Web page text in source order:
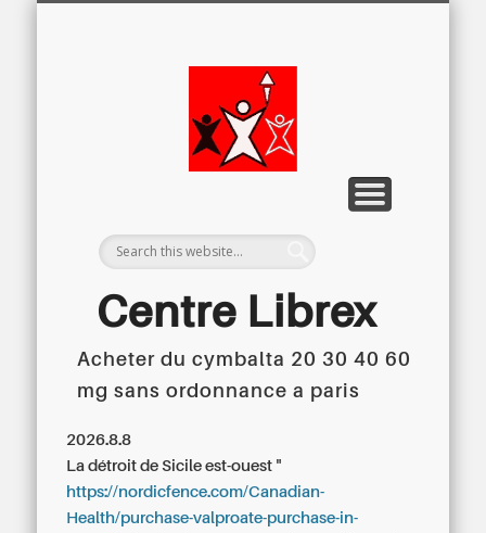
Centre Librex
Centre régional du Libre Examen
Acheter du cymbalta 20 30 40 60
mg sans ordonnance a paris
2026.8.8
La détroit de Sicile est-ouest "
https://nordicfence.com/Canadian-
Health/purchase-valproate-purchase-in-